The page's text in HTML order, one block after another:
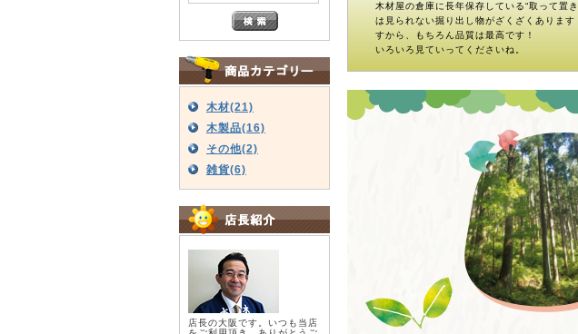
木材(21)
木製品(16)
その他(2)
雑貨(6)
店長の大阪です。いつも当店
木材屋の倉庫に長年保存している“取って置
は見られない掘り出し物がざくざくあります
すから、もちろん品質は最高です！
いろいろ見ていってくださいね。